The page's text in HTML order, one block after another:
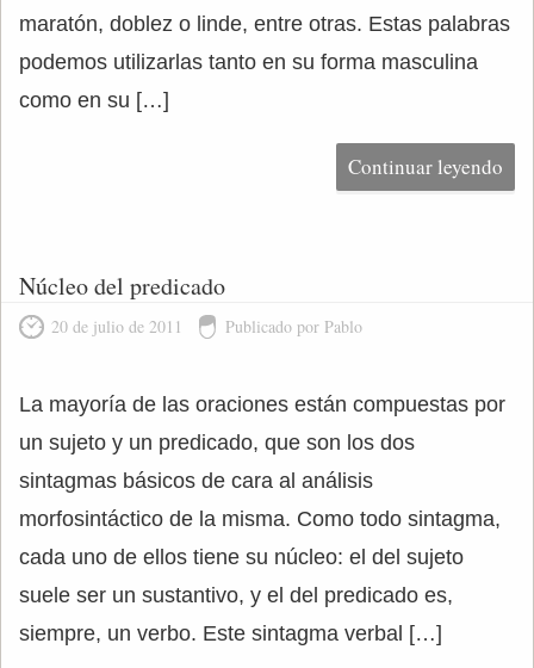
maratón, doblez o linde, entre otras. Estas palabras
podemos utilizarlas tanto en su forma masculina
como en su […]
Continuar leyendo
Núcleo del predicado
20 de julio de 2011 Publicado por Pablo
La mayoría de las oraciones están compuestas por
un sujeto y un predicado, que son los dos
sintagmas básicos de cara al análisis
morfosintáctico de la misma. Como todo sintagma,
cada uno de ellos tiene su núcleo: el del sujeto
suele ser un sustantivo, y el del predicado es,
siempre, un verbo. Este sintagma verbal […]